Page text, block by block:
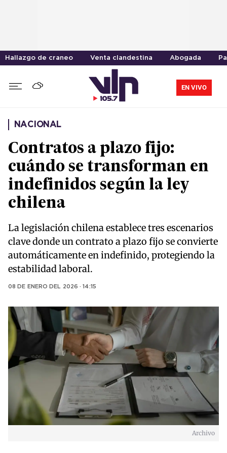
Hallazgo de craneo Venta clandestina Abogada
EN VIVO
NACIONAL
Contratos a plazo fijo:
cuándo se transforman en
indefinidos según la ley
chilena
La legislación chilena establece tres escenarios
clave donde un contrato a plazo fijo se convierte
automáticamente en indefinido, protegiendo la
estabilidad laboral.
08 DE ENERO DEL 2026 · 14:15
Archivo